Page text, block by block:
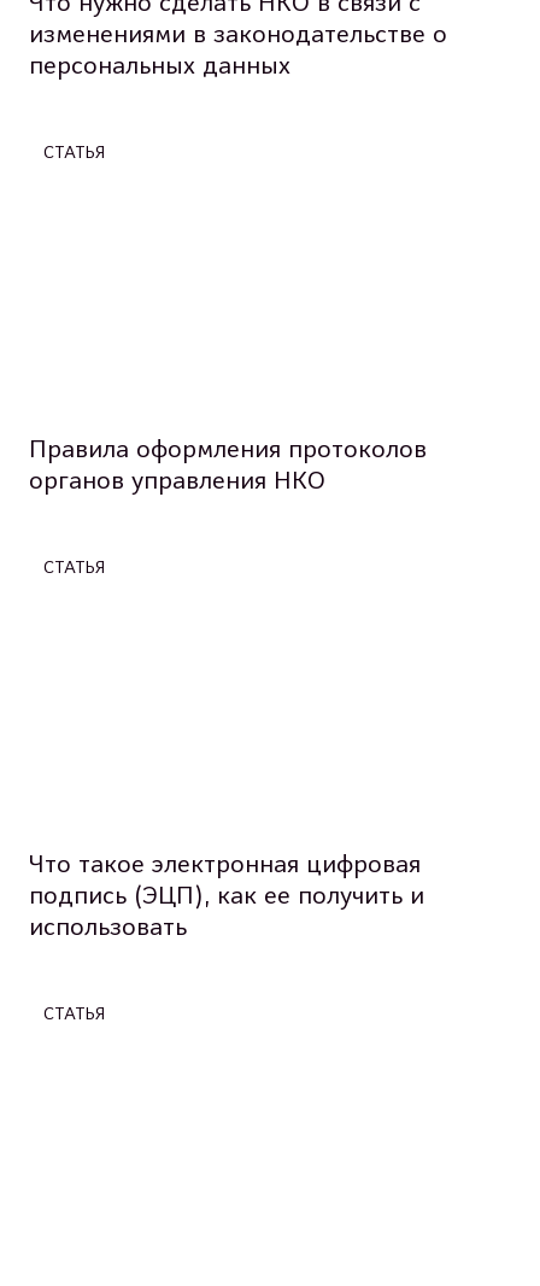
Что нужно сделать НКО в связи с
изменениями в законодательстве о
персональных данных
СТАТЬЯ
Правила оформления протоколов
органов управления НКО
СТАТЬЯ
Что такое электронная цифровая
подпись (ЭЦП), как ее получить и
использовать
СТАТЬЯ